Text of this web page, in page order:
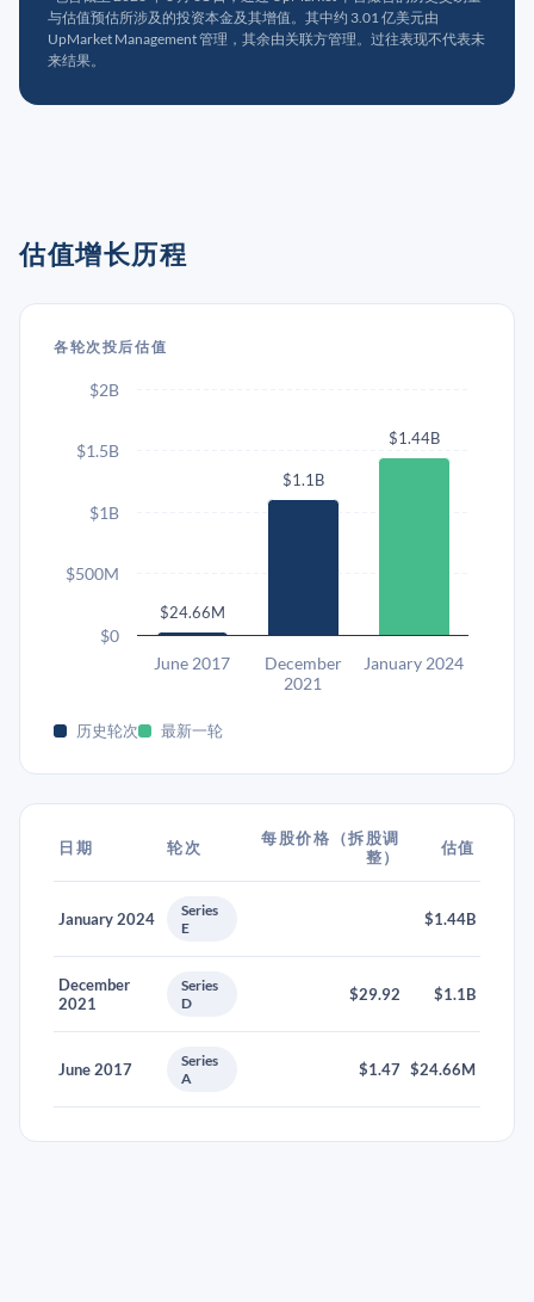
与估值预估所涉及的投资本金及其增值。其中约 3.01 亿美元由
UpMarket Management 管理，其余由关联方管理。过往表现不代表未
来结果。
估值增长历程
各轮次投后估值
$24.66M
$1.1B
$1.44B
June 2017
December
2021
January 2024
$0
$500M
$1B
$1.5B
$2B
历史轮次 最新一轮
日期 轮次
每股价格（拆股调
整）
估值
January 2024
Series
E
$1.44B
December
2021
Series
D
$29.92 $1.1B
June 2017
Series
A
$1.47 $24.66M